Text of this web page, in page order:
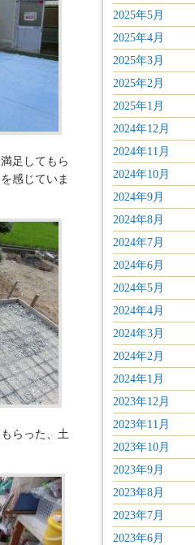
足してもら
感じていま
らった、土
2025年5月
2025年4月
2025年3月
2025年2月
2025年1月
2024年12月
2024年11月
2024年10月
2024年9月
2024年8月
2024年7月
2024年6月
2024年5月
2024年4月
2024年3月
2024年2月
2024年1月
2023年12月
2023年11月
2023年10月
2023年9月
2023年8月
2023年7月
2023年6月